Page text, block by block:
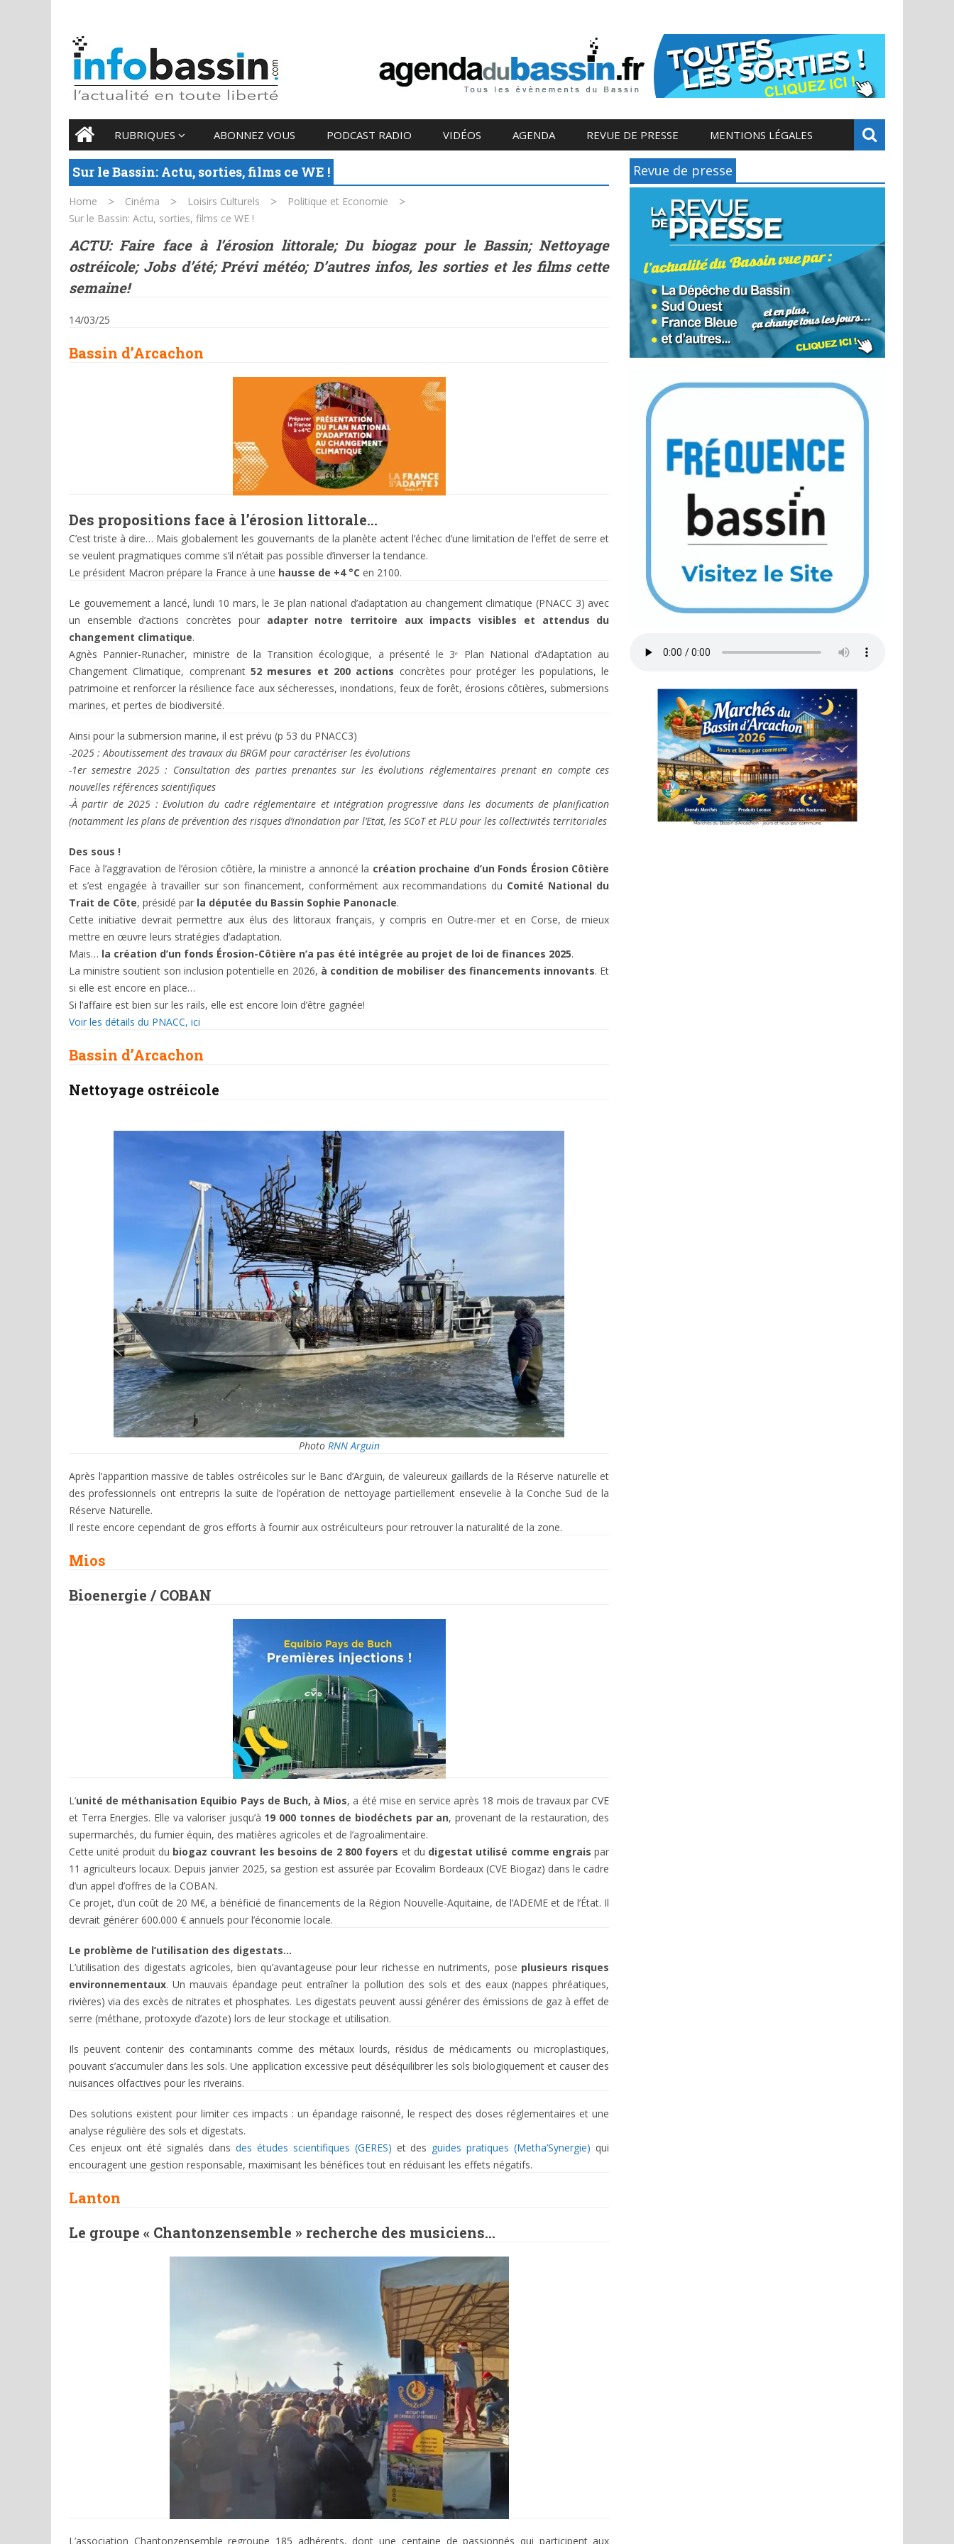
Main menu
Skip
to
content
RUBRIQUES ABONNEZ VOUS PODCAST RADIO VIDÉOS AGENDA REVUE DE PRESSE MENTIONS LÉGALES
Sur le Bassin: Actu, sorties, films ce WE !
Home > Cinéma > Loisirs Culturels > Politique et Economie >
Sur le Bassin: Actu, sorties, films ce WE !
ACTU: Faire face à l’érosion littorale; Du biogaz pour le Bassin; Nettoyage
ostréicole; Jobs d’été; Prévi météo; D’autres infos, les sorties et les films cette
semaine!
14/03/25
Bassin d’Arcachon
Des propositions face à l’érosion littorale…
C’est triste à dire… Mais globalement les gouvernants de la planète actent l’échec d’une limitation de l’effet de serre et
se veulent pragmatiques comme s’il n’était pas possible d’inverser la tendance.
Le président Macron prépare la France à une hausse de +4 °C en 2100.
Le gouvernement a lancé, lundi 10 mars, le 3e plan national d’adaptation au changement climatique (PNACC 3) avec
un ensemble d’actions concrètes pour adapter notre territoire aux impacts visibles et attendus du
changement climatique.
Agnès Pannier-Runacher, ministre de la Transition écologique, a présenté le 3ᵉ Plan National d’Adaptation au
Changement Climatique, comprenant52 mesures et 200 actions concrètes pour protéger les populations, le
patrimoine et renforcer la résilience face aux sécheresses, inondations, feux de forêt, érosions côtières, submersions
marines, et pertes de biodiversité.
Ainsi pour la submersion marine, il est prévu (p 53 du PNACC3)
-2025 : Aboutissement des travaux du BRGM pour caractériser les évolutions
-1er semestre 2025 : Consultation des parties prenantes sur les évolutions réglementaires prenant en compte ces
nouvelles références scientifiques
-À partir de 2025 : Evolution du cadre réglementaire et intégration progressive dans les documents de planification
(notamment les plans de prévention des risques d’inondation par l’Etat, les SCoT et PLU pour les collectivités territoriales
Des sous !
Face à l’aggravation de l’érosion côtière, la ministre a annoncé la création prochaine d’un Fonds Érosion Côtière
et s’est engagée à travailler sur son financement, conformément aux recommandations du Comité National du
Trait de Côte, présidé par la députée du Bassin Sophie Panonacle.
Cette initiative devrait permettre aux élus des littoraux français, y compris en Outre-mer et en Corse, de mieux
mettre en œuvre leurs stratégies d’adaptation.
Mais… la création d’un fonds Érosion-Côtière n’a pas été intégrée au projet de loi de finances 2025.
La ministre soutient son inclusion potentielle en 2026, à condition de mobiliser des financements innovants. Et
si elle est encore en place…
Si l’affaire est bien sur les rails, elle est encore loin d’être gagnée!
Voir les détails du PNACC, ici
Bassin d’Arcachon
Nettoyage ostréicole
Photo RNN Arguin
Après l’apparition massive de tables ostréicoles sur le Banc d’Arguin, de valeureux gaillards de la Réserve naturelle et
des professionnels ont entrepris la suite de l’opération de nettoyage partiellement ensevelie à la Conche Sud de la
Réserve Naturelle.
Il reste encore cependant de gros efforts à fournir aux ostréiculteurs pour retrouver la naturalité de la zone.
Mios
Bioenergie / COBAN
L’unité de méthanisation Equibio Pays de Buch, à Mios, a été mise en service après 18 mois de travaux par CVE
et Terra Energies. Elle va valoriser jusqu’à 19 000 tonnes de biodéchets par an, provenant de la restauration, des
supermarchés, du fumier équin, des matières agricoles et de l’agroalimentaire.
Cette unité produit du biogaz couvrant les besoins de 2 800 foyers et du digestat utilisé comme engrais par
11 agriculteurs locaux. Depuis janvier 2025, sa gestion est assurée par Ecovalim Bordeaux (CVE Biogaz) dans le cadre
d’un appel d’offres de la COBAN.
Ce projet, d’un coût de 20 M€, a bénéficié de financements de la Région Nouvelle-Aquitaine, de l’ADEME et de l’État. Il
devrait générer 600.000 € annuels pour l’économie locale.
Le problème de l’utilisation des digestats…
L’utilisation des digestats agricoles, bien qu’avantageuse pour leur richesse en nutriments, pose plusieurs risques
environnementaux. Un mauvais épandage peut entraîner la pollution des sols et des eaux (nappes phréatiques,
rivières) via des excès de nitrates et phosphates. Les digestats peuvent aussi générer des émissions de gaz à effet de
serre (méthane, protoxyde d’azote) lors de leur stockage et utilisation.
Ils peuvent contenir des contaminants comme des métaux lourds, résidus de médicaments ou microplastiques,
pouvant s’accumuler dans les sols. Une application excessive peut déséquilibrer les sols biologiquement et causer des
nuisances olfactives pour les riverains.
Des solutions existent pour limiter ces impacts : un épandage raisonné, le respect des doses réglementaires et une
analyse régulière des sols et digestats.
Ces enjeux ont été signalés dans des études scientifiques (GERES) et des guides pratiques (Metha’Synergie) qui
encouragent une gestion responsable, maximisant les bénéfices tout en réduisant les effets négatifs.
Lanton
Le groupe « Chantonzensemble » recherche des musiciens…
L’association Chantonzensemble regroupe 185 adhérents, dont une centaine de passionnés qui participent aux
Revue de presse